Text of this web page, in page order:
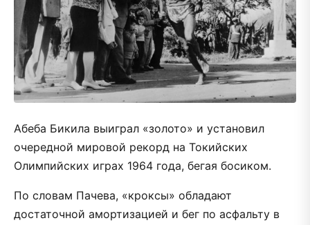
Абеба Бикила выиграл «золото» и установил
очередной мировой рекорд на Токийских
Олимпийских играх 1964 года, бегая босиком.
По словам Пачева, «кроксы» обладают
достаточной амортизацией и бег по асфальту в